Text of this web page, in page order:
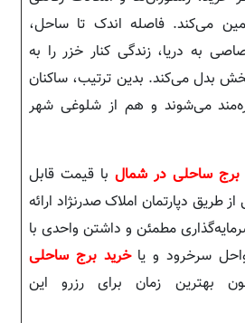
می‌کند. فاصله اندک تا ساحل،
به دریا، زندگی کنار خزر را به
بدل می‌کند. بدین ترتیب، ساکنان
می‌شوند و هم از شلوغی شهر
ساحلی در شمال با قیمت قابل
طریق دپارتمان املاک صدرنژاد ارائه
مطمئن و داشتن واحدی با
سرخرود و یاخرید برج ساحلی
بهترین زمان برای رزرو این